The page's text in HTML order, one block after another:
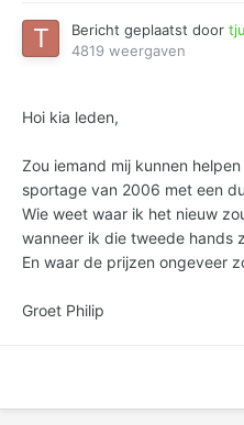
Bericht geplaatst door
4819 weergaven
Hoi kia leden,
Zou iemand mij kunnen
sportage van 2006 met een
Wie weet waar ik het nieuw
wanneer ik die tweede hands
En waar de prijzen ongeveer
Groet Philip